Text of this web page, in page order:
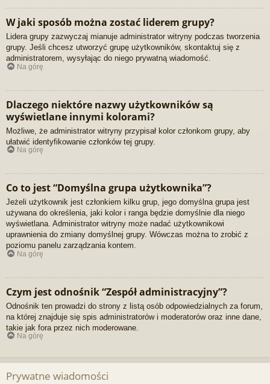
W jaki sposób można zostać liderem grupy?
Lidera grupy zazwyczaj mianuje administrator witryny podczas tworzenia
grupy. Jeśli chcesz utworzyć grupę użytkowników, skontaktuj się z
administratorem, wysyłając do niego prywatną wiadomość.
Na górę
Dlaczego niektóre nazwy użytkowników są
wyświetlane innymi kolorami?
Możliwe, że administrator witryny przypisał kolor członkom grupy, aby
ułatwić identyfikowanie członków tej grupy.
Na górę
Co to jest “Domyślna grupa użytkownika”?
Jeżeli użytkownik jest członkiem kilku grup, jego domyślna grupa jest
używana do określenia, jaki kolor i ranga będzie domyślnie dla niego
wyświetlana. Administrator witryny może nadać użytkownikowi
uprawnienia do zmiany domyślnej grupy. Wówczas można to zrobić z
poziomu panelu zarządzania kontem.
Na górę
Czym jest odnośnik “Zespół administracyjny”?
Odnośnik ten prowadzi do strony z listą osób odpowiedzialnych za forum,
na której znajduje się spis administratorów i moderatorów oraz inne dane,
takie jak fora przez nich moderowane.
Na górę
Prywatne wiadomości